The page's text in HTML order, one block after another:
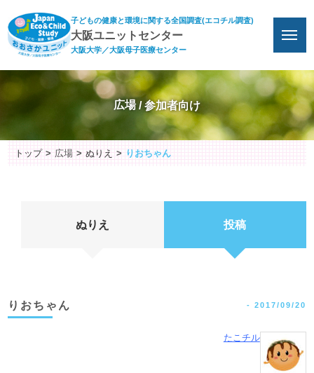
子どもの健康と環境に関する全国調査(エコチル調査)
大阪ユニットセンター
大阪大学／大阪母子医療センター
広場
トップ 広場 ぬりえ りおちゃん
ぬりえ 投稿
りおちゃん - 2017/09/20
たこチル